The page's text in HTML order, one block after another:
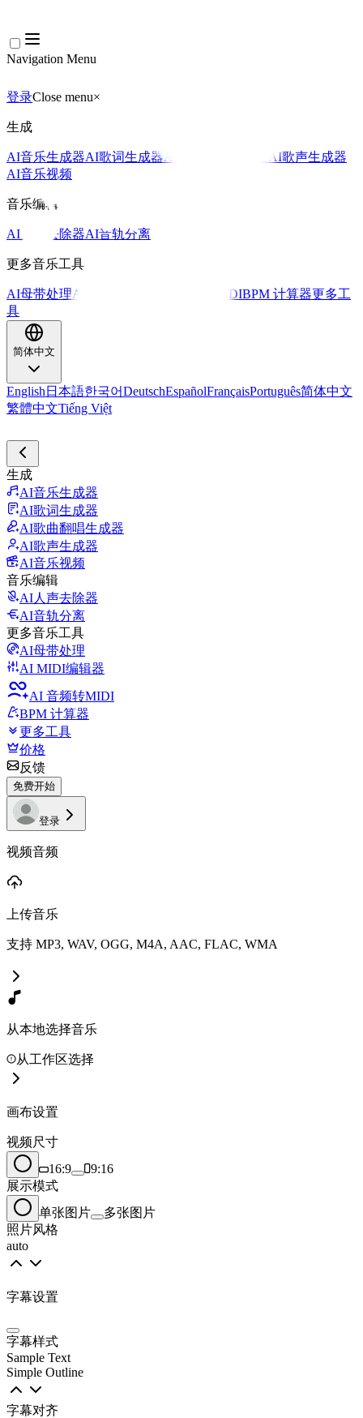
Navigation Menu
登录Close menu×
生成
AI音乐生成器AI歌词生成器AI歌曲翻唱生成器
AI歌声生成器
AI音乐视频
音乐编辑
AI人声去除器AI音轨分离
更多音乐工具
AI母带处理AI MIDI编辑器 AI 音频转MIDIBPM 计算器更多工
具
简体中文
English 日本語한국어DeutschEspañolFrançaisPortuguês简体中文
繁體中文Tiếng Việt
生成
AI音乐生成器
AI歌词生成器
AI歌曲翻唱生成器
AI歌声生成器
AI音乐视频
音乐编辑
AI人声去除器
AI音轨分离
更多音乐工具
AI母带处理
AI MIDI编辑器
AI 音频转MIDI
BPM 计算器
更多工具
价格
反馈
免费开始
登录
视频音频
上传音乐
支持 MP3, WAV, OGG, M4A, AAC, FLAC, WMA
从本地选择音乐
从工作区选择
画布设置
视频尺寸
16:9
9:16
展示模式
单张图片
多张图片
照片风格
auto
字幕设置
字幕样式
Sample Text
Simple Outline
字幕对齐